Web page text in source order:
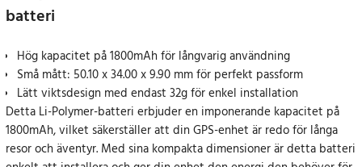
batteri
Hög kapacitet på 1800mAh för långvarig användning
Små mått: 50.10 x 34.00 x 9.90 mm för perfekt passform
Lätt viktsdesign med endast 32g för enkel installation
Detta Li-Polymer-batteri erbjuder en imponerande kapacitet på
1800mAh, vilket säkerställer att din GPS-enhet är redo för långa
resor och äventyr. Med sina kompakta dimensioner är detta batteri